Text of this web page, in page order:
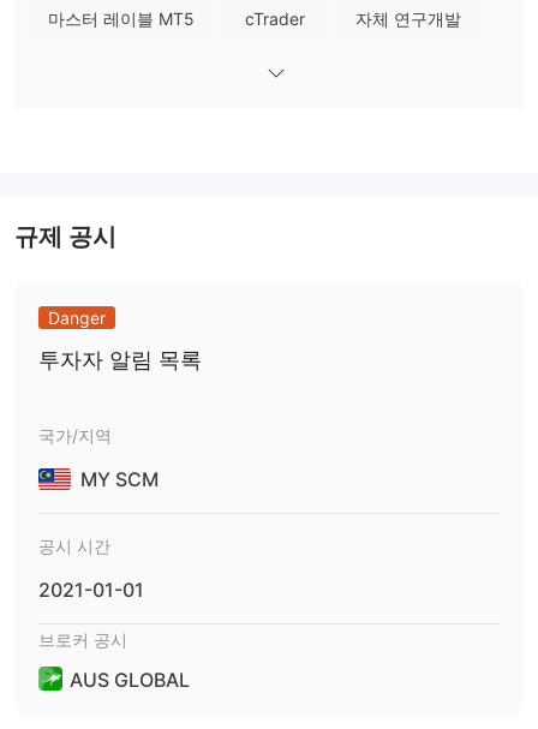
는 AUS GLOBAL이(가) 남아프리카 공화국 내에서 금융 서비스를 제
AUS GLOBAL은(는) 아랍에미리트 연합에서 Securities
AUS GLOBAL은(는) 미국 및 유럽 주식, 외환, 귀금속, 선물, 주식 지
수 및 암호화폐 등 10,000개 이상의 다양한 거래 상품을 제공합니
다. 이 다양성은 트레이더들이 하나의 계정으로 포트폴리오를 다변
계정 유형
AUS GLOBAL은(는) 네 가지 계정 유형을 제공합니다. STP 및 ECN
필요하며, 무료 데모도 제공합니다. CLA 계정은 50달러의 최소 입
의 최소 입금액이 필요하며, 거래 비용은 매우 낮지만 무료 데모는
제공되지 않습니다.
제 자금을 위험에 빠뜨리지 않고 거래 전략을 연습하고 테스트하는
마스터 레이블 MT5 cTrader 자체 연구개발
잠재적 위험성이 높음
규제 공시
Danger
투자자 알림 목록
국가/지역
MY SCM
공시 시간
2021-01-01
브로커 공시
AUS GLOBAL